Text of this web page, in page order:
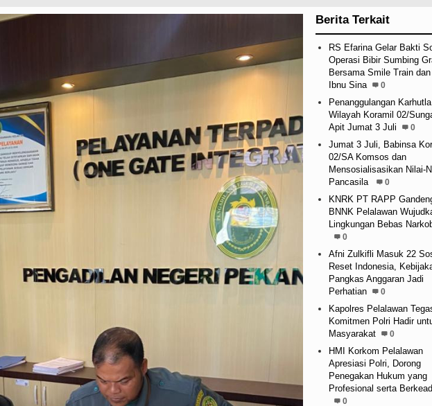
Berita Terkait
RS Efarina Gelar Bakti
Operasi Bibir Sumbing
Bersama Smile Train
Ibnu Sina
0
Penanggulangan
Wilayah Koramil 02/
Apit Jumat 3 Juli
0
Jumat 3 Juli, Babinsa
02/SA Komsos dan
Mensosialisasikan Nilai-
Pancasila
0
KNRK PT RAPP
BNNK Pelalawan
Lingkungan Bebas
0
Afni Zulkifli Masuk 22
Reset Indonesia,
Pangkas Anggaran Jadi
Perhatian
0
Kapolres Pelalawan
Komitmen Polri Hadir
Masyarakat
0
HMI Korkom Pelalawan
Apresiasi Polri, Dorong
Penegakan Hukum yang
Profesional serta
0